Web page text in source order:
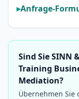
Anfrage-
Sind Sie SINN
Training
Mediation?
Übernehmen Sie